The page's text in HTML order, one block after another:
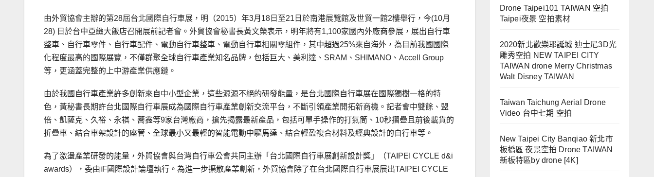
由外貿協會主辦的第28屆台北國際自行車展，明（2015）年3月18日至21日於南港展覽館及世貿一館2樓舉行，今(10月
28) 日於台中亞緻大飯店召開展前記者會。外貿協會秘書長黃文榮表示，明年將有1,100家國內外廠商參展，展出自行車
整車、自行車零件、自行車配件、電動自行車整車、電動自行車相關零組件，其中超過25%來自海外，為目前我國國際
化程度最高的國際展覽，不僅群聚全球自行車產業知名品牌，包括巨大、美利達、SRAM、SHIMANO、Accell Group
等，更涵蓋完整的上中游產業供應鏈。
由於我國自行車產業許多創新來自中小型企業，這些源源不絕的研發能量，是台北國際自行車展在國際獨樹一格的特
色，黃秘書長期許台北國際自行車展成為國際自行車產業創新交流平台，不斷引領產業開拓新商機。記者會中雙餘、盟
倍、凱薩克、久裕、永祺、蕎鑫等9家台灣廠商，搶先揭露最新產品，包括可單手操作的打氣筒、10秒摺疊且前後載貨的
折疊車、結合車架設計的座管、全球最小又最輕的智能電動中驅馬達、結合輕盈複合材料及經典設計的自行車等。
為了激盪產業研發的能量，外貿協會與台灣自行車公會共同主辦「台北國際自行車展創新設計獎」（TAIPEI CYCLE d&i
awards），委由iF國際設計論壇執行。為進一步擴散產業創新，外貿協會除了在台北國際自行車展展出TAIPEI CYCLE
Drone Taipei101 TAIWAN 空拍
Taipei夜景 空拍素材
2020新北歡樂耶誕城 迪士尼3D光
雕秀空拍 NEW TAIPEI CITY
TAIWAN drone Merry Christmas
Walt Disney TAIWAN
Taiwan Taichung Aerial Drone
Video 台中七期 空拍
New Taipei City Banqiao 新北市
板橋區 夜景空拍 Drone TAIWAN
新板特區by drone [4K]